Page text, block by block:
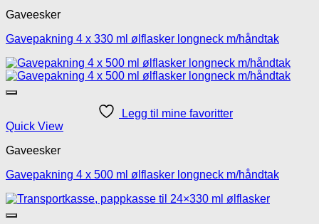
Gaveesker
Gavepakning 4 x 330 ml ølflasker longneck m/håndtak
Legg til mine favoritter
Quick View
Gaveesker
Gavepakning 4 x 500 ml ølflasker longneck m/håndtak